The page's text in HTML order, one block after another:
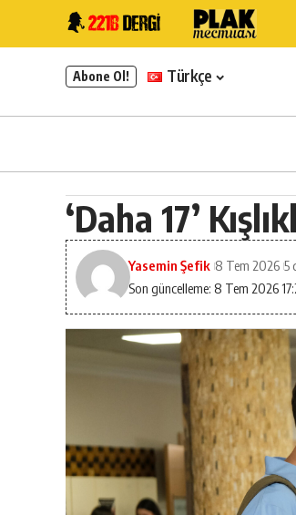
Abone Ol! Türkçe
‘Daha 17’
Son güncelleme: 8 Tem 2026
Yasemin Şefik 8 Tem 2026 5